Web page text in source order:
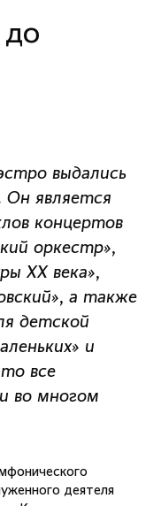
до
выдались
Он является
концертов
оркестр»,
ХХ века»,
а также
детской
и
все
во многом
деятеля